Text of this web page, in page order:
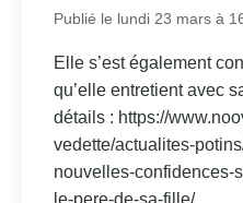
Publié le lundi 23 mars à
Elle s’est également
qu’elle entretient avec
détails : https://
vedette/actualites-
nouvelles-confidences-
le-pere-de-sa-fille/